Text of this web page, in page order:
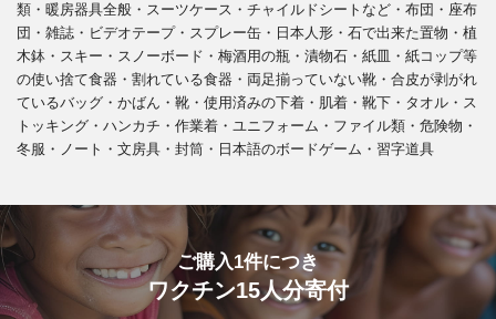
類・暖房器具全般・スーツケース・チャイルドシートなど・布団・座布
団・雑誌・ビデオテープ・スプレー缶・日本人形・石で出来た置物・植
木鉢・スキー・スノーボード・梅酒用の瓶・漬物石・紙皿・紙コップ等
の使い捨て食器・割れている食器・両足揃っていない靴・合皮が剥がれ
ているバッグ・かばん・靴・使用済みの下着・肌着・靴下・タオル・ス
トッキング・ハンカチ・作業着・ユニフォーム・ファイル類・危険物・
冬服・ノート・文房具・封筒・日本語のボードゲーム・習字道具
ご購入1件につき
ワクチン15人分寄付